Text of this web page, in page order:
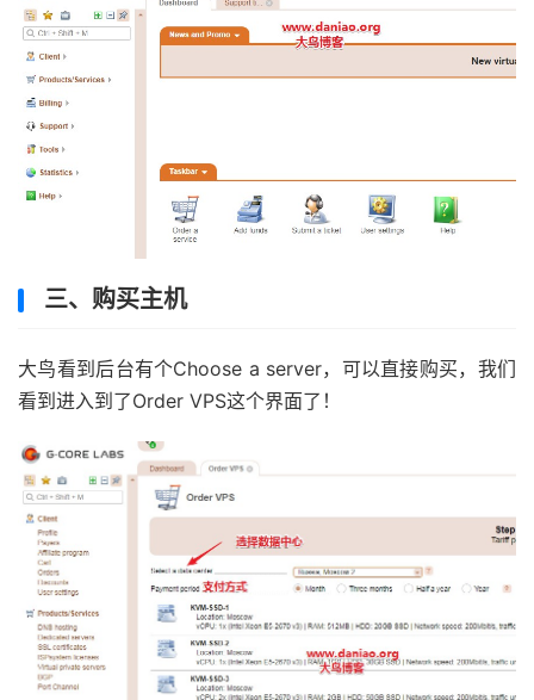
三、购买主机
大鸟看到后台有个Choose a server，可以直接购买，我们
看到进入到了Order VPS这个界面了！